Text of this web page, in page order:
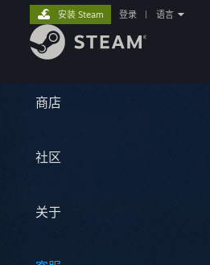
商店
社区
关于
安装 Steam 登录 语言